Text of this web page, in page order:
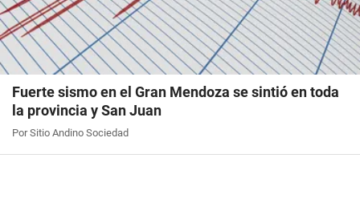
Fuerte sismo en el Gran Mendoza se sintió en toda
la provincia y San Juan
Por Sitio Andino Sociedad